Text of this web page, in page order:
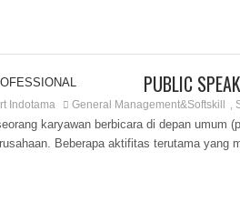
PUBLIC
Indotama General Management&Softskill
karyawan berbicara di depan umum
Beberapa aktifitas terutama yang